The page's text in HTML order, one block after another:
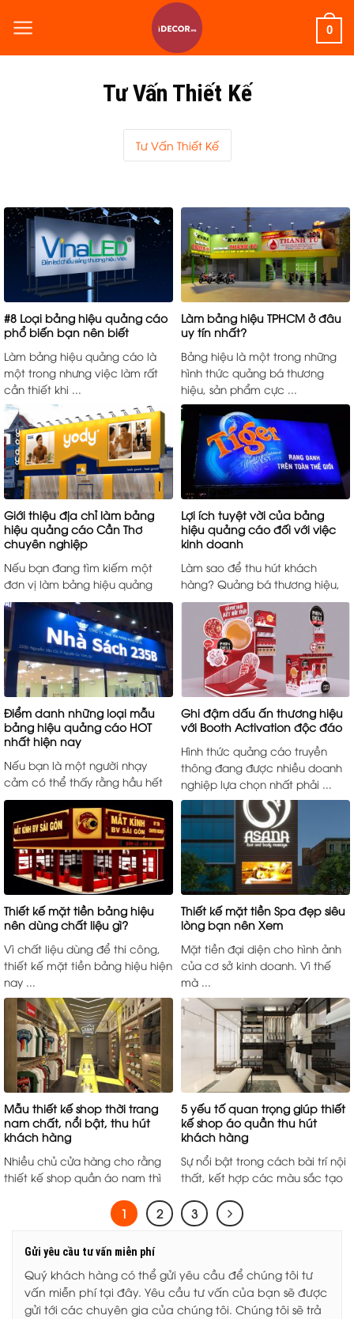
0
Tư Vấn Thiết Kế
Tư Vấn Thiết Kế
#8 Loại bảng hiệu quảng cáo
phổ biến bạn nên biết
Làm bảng hiệu quảng cáo là
một trong nhưng việc làm rất
cần thiết khi ...
Làm bảng hiệu TPHCM ở đâu
uy tín nhất?
Bảng hiệu là một trong những
hình thức quảng bá thương
hiệu, sản phẩm cực ...
Giới thiệu địa chỉ làm bảng
hiệu quảng cáo Cần Thơ
chuyên nghiệp
Nếu bạn đang tìm kiếm một
đơn vị làm bảng hiệu quảng
cáo Cần Thơ ...
Lợi ích tuyệt vời của bảng
hiệu quảng cáo đối với việc
kinh doanh
Làm sao để thu hút khách
hàng? Quảng bá thương hiệu,
sản phẩm như thế ...
Điểm danh những loại mẫu
bảng hiệu quảng cáo HOT
nhất hiện nay
Nếu bạn là một người nhạy
cảm có thể thấy rằng hầu hết
các cửa ...
Ghi đậm dấu ấn thương hiệu
với Booth Activation độc đáo
Hình thức quảng cáo truyền
thông đang được nhiều doanh
nghiệp lựa chọn nhất phải ...
Thiết kế mặt tiền bảng hiệu
nên dùng chất liệu gì?
Vì chất liệu dùng để thi công,
thiết kế mặt tiền bảng hiệu hiện
nay ...
Thiết kế mặt tiền Spa đẹp siêu
lòng bạn nên Xem
Mặt tiền đại diện cho hình ảnh
của cơ sở kinh doanh. Vì thế
mà ...
Mẫu thiết kế shop thời trang
nam chất, nổi bật, thu hút
khách hàng
Nhiều chủ cửa hàng cho rằng
thiết kế shop quần áo nam thì
5 yếu tố quan trọng giúp thiết
kế shop áo quần thu hút
khách hàng
Sự nổi bật trong cách bài trí nội
thất, kết hợp các màu sắc tạo
1 2 3
Gửi yêu cầu tư vấn miễn phí
Quý khách hàng có thể gửi yêu cầu để chúng tôi tư
vấn miễn phí tại đây. Yêu cầu tư vấn của bạn sẽ được
gửi tới các chuyên gia của chúng tôi. Chúng tôi sẽ trả